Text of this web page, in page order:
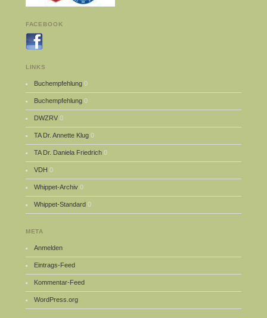
FACEBOOK
LINKS
Buchempfehlung 0
Buchempfehlung 0
DWZRV 0
TA Dr. Annette Klug 0
TA Dr. Daniela Friedrich 0
VDH 0
Whippet-Archiv 0
Whippet-Standard 0
META
Anmelden
Eintrags-Feed
Kommentar-Feed
WordPress.org